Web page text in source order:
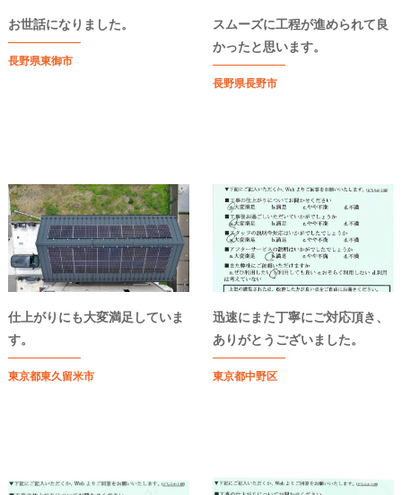
お世話になりました。
長野県東御市
スムーズに工程が進められて良
かったと思います。
長野県長野市
仕上がりにも大変満足していま
す。
東京都東久留米市
迅速にまた丁寧にご対応頂き、
ありがとうございました。
東京都中野区